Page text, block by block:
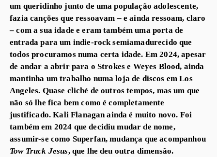
um queridinho junto de uma população adolescente,
fazia canções que ressoavam – e ainda ressoam, claro
– com a sua idade e eram também uma porta de
entrada para um indie-rock semiamadurecido que
todos procuramos numa certa idade. Em 2024, apesar
de andar a abrir para o Strokes e Weyes Blood, ainda
mantinha um trabalho numa loja de discos em Los
Angeles. Quase cliché de outros tempos, mas um que
não só lhe fica bem como é completamente
justificado. Kali Flanagan ainda é muito novo. Foi
também em 2024 que decidiu mudar de nome,
assumir-se como Superfan, mudança que acompanhou
Tow Truck Jesus, que lhe deu outra dimensão.